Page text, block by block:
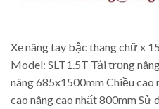
Xe nâng tay bậc thang chữ x
Model: SLT1.5T Tải trọng
nâng 685x1500mm Chiều cao
cao nâng cao nhất 800mm Sử